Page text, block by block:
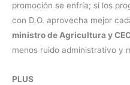
promoción se enfría; si los
con D.O. aprovecha mejor
ministro de Agricultura y
menos ruido administrativo y
PLUS